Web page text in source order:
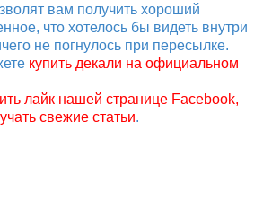
вам получить хороший
что хотелось бы видеть внутри
не погнулось при пересылке.
купить декали на официальном
лайк нашей странице Facebook,
свежие статьи.